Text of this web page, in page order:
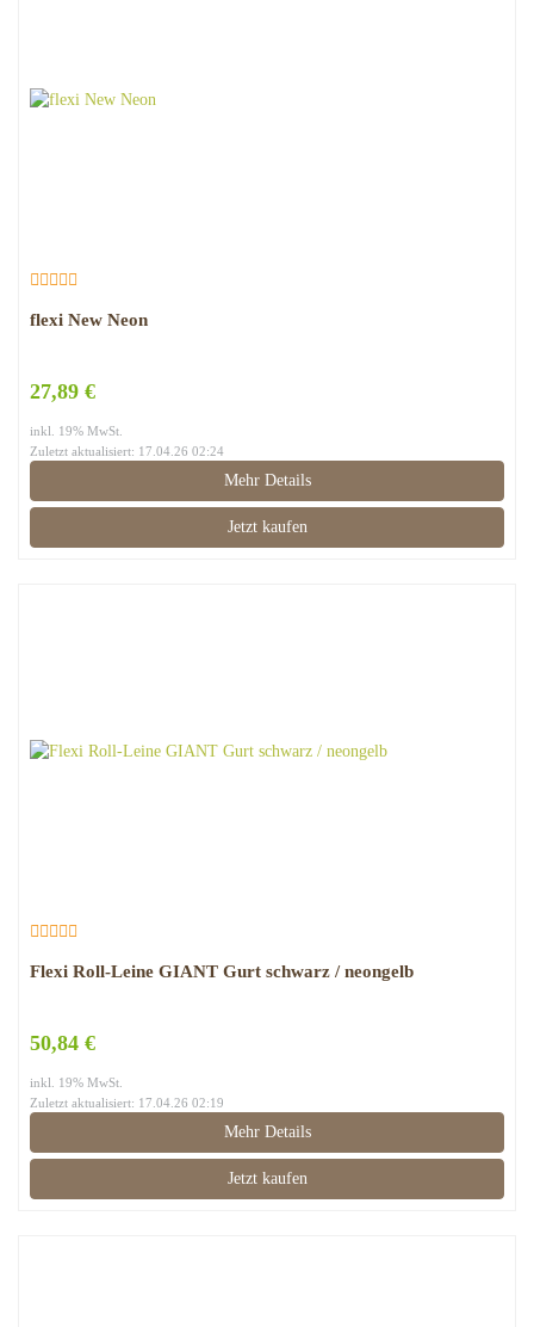
flexi New Neon
27,89 €
inkl. 19% MwSt.
Zuletzt aktualisiert: 17.04.26 02:24
Mehr Details
Jetzt kaufen
Flexi Roll-Leine GIANT Gurt schwarz / neongelb
50,84 €
inkl. 19% MwSt.
Zuletzt aktualisiert: 17.04.26 02:19
Mehr Details
Jetzt kaufen